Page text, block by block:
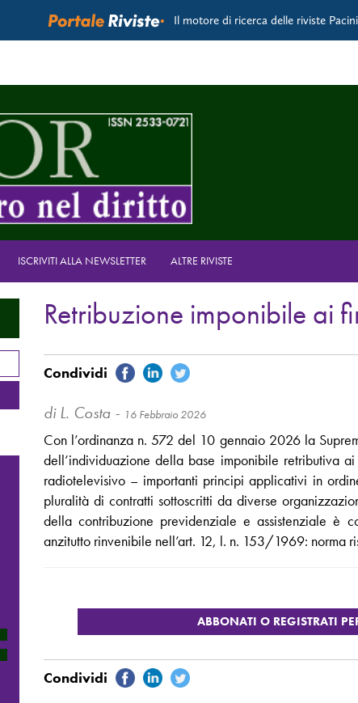
Il motore di ricerca delle riviste
ISCRIVITI ALLA NEWSLETTER ALTRE RIVISTE
Retribuzione imponibile ai
di L. Costa - 16 Febbraio 2026
Con l’ordinanza n. 572 del 10 gennaio 2026 la
dell’individuazione della base imponibile retributiva
radiotelevisivo – importanti principi applicativi in
pluralità di contratti sottoscritti da diverse
della contribuzione previdenziale e assistenziale è
anzitutto rinvenibile nell’art. 12, l. n. 153/1969: norma